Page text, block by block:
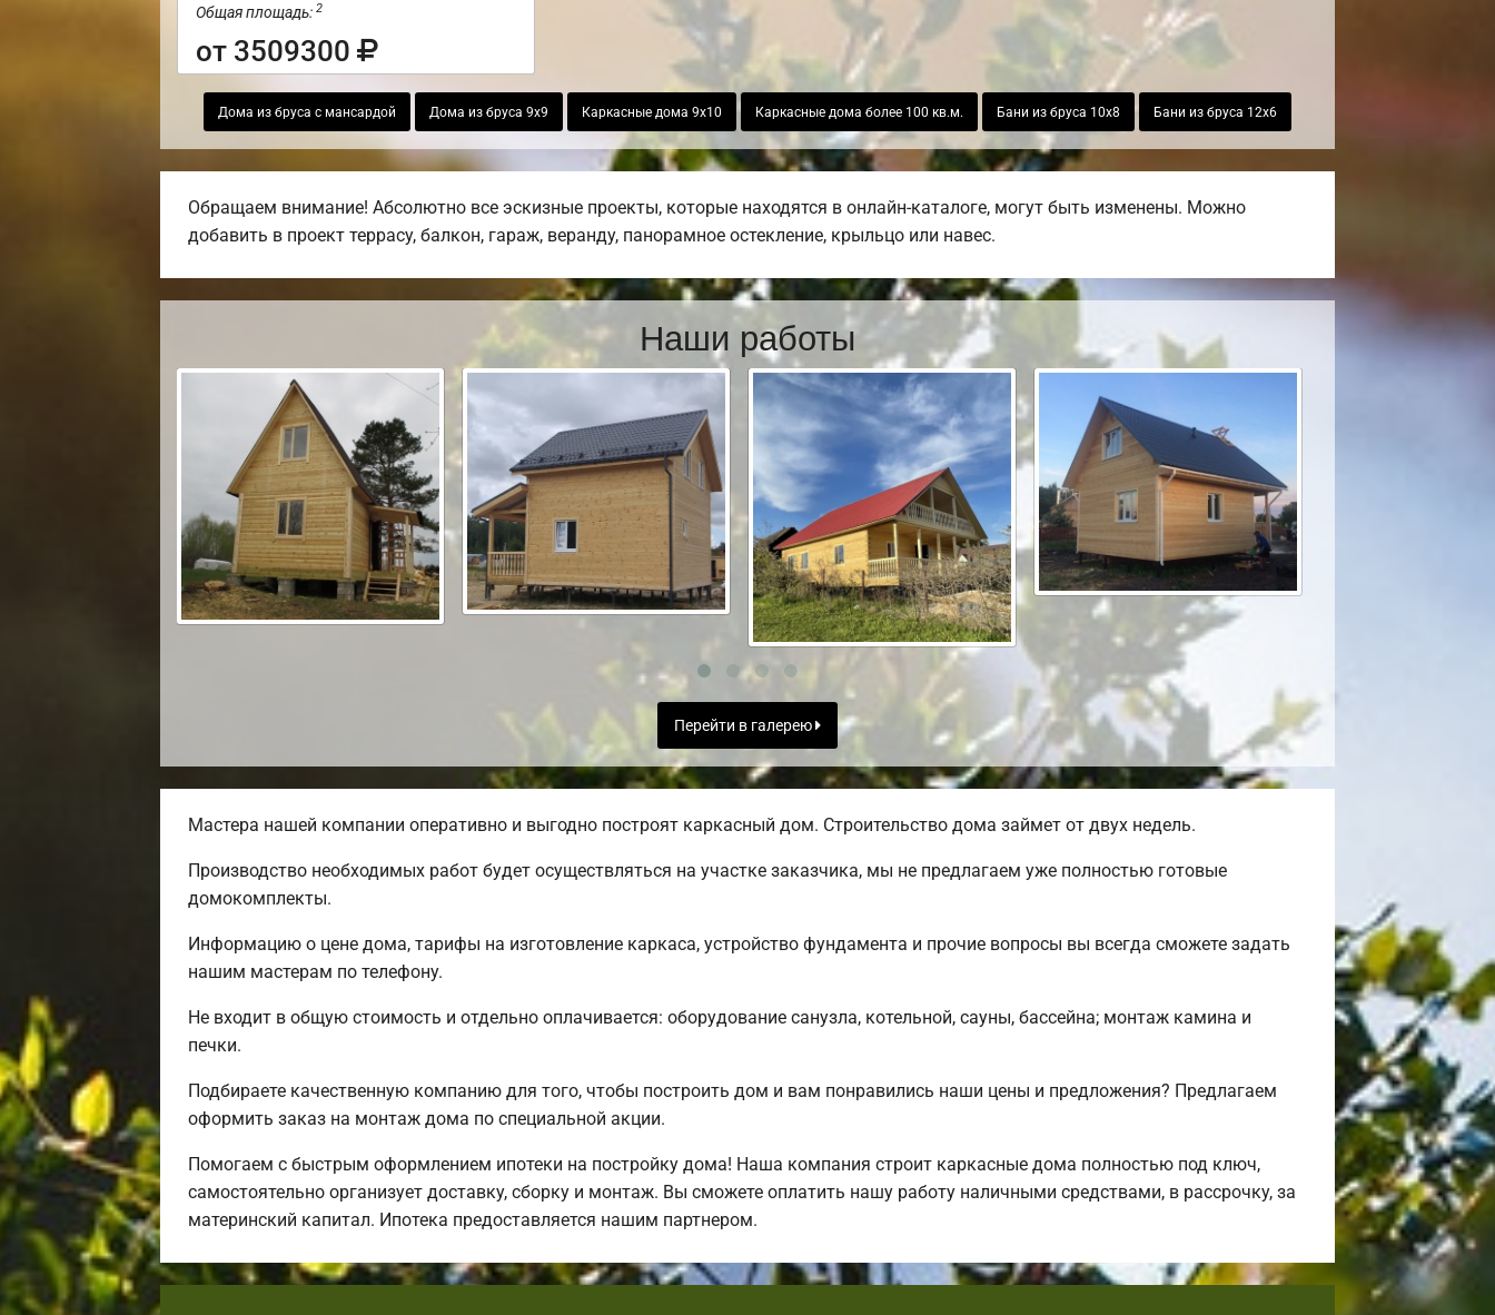
Общая площадь: 2
от 3509300
Дома из бруса с мансардой Дома из бруса 9х9 Каркасные дома 9х10 Каркасные дома более 100 кв.м. Бани из бруса 10х8 Бани из бруса 12х6
Обращаем внимание! Абсолютно все эскизные проекты, которые находятся в онлайн-каталоге, могут быть изменены. Можно
добавить в проект террасу, балкон, гараж, веранду, панорамное остекление, крыльцо или навес.
Наши работы
Перейти в галерею
Мастера нашей компании оперативно и выгодно построят каркасный дом. Строительство дома займет от двух недель.
Производство необходимых работ будет осуществляться на участке заказчика, мы не предлагаем уже полностью готовые
домокомплекты.
Информацию о цене дома, тарифы на изготовление каркаса, устройство фундамента и прочие вопросы вы всегда сможете задать
нашим мастерам по телефону.
Не входит в общую стоимость и отдельно оплачивается: оборудование санузла, котельной, сауны, бассейна; монтаж камина и
печки.
Подбираете качественную компанию для того, чтобы построить дом и вам понравились наши цены и предложения? Предлагаем
оформить заказ на монтаж дома по специальной акции.
Помогаем с быстрым оформлением ипотеки на постройку дома! Наша компания строит каркасные дома полностью под ключ,
самостоятельно организует доставку, сборку и монтаж. Вы сможете оплатить нашу работу наличными средствами, в рассрочку, за
материнский капитал. Ипотека предоставляется нашим партнером.